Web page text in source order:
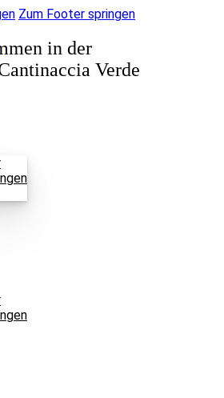
Zum Footer springen
in der
Verde